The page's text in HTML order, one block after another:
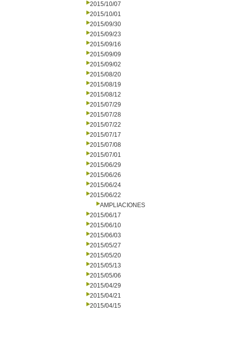
2015/10/07
2015/10/01
2015/09/30
2015/09/23
2015/09/16
2015/09/09
2015/09/02
2015/08/20
2015/08/19
2015/08/12
2015/07/29
2015/07/28
2015/07/22
2015/07/17
2015/07/08
2015/07/01
2015/06/29
2015/06/26
2015/06/24
2015/06/22
AMPLIACIONES
2015/06/17
2015/06/10
2015/06/03
2015/05/27
2015/05/20
2015/05/13
2015/05/06
2015/04/29
2015/04/21
2015/04/15